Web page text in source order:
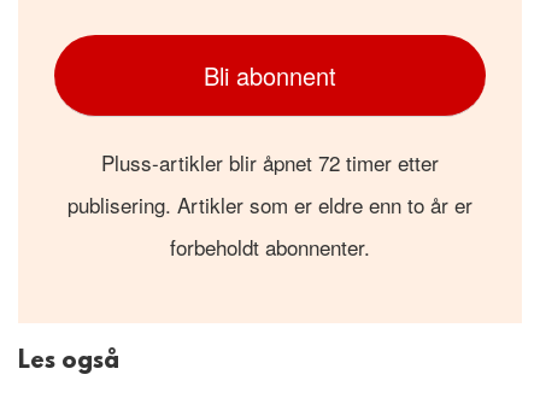
Bli abonnent
Pluss-artikler blir åpnet 72 timer etter
publisering. Artikler som er eldre enn to år er
forbeholdt abonnenter.
Les også